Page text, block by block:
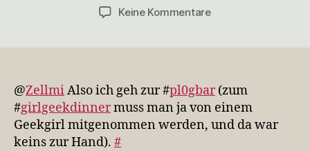
Keine Kommentarezu
zur
#pl0g…
@ZellmiAlso ich geh zur #pl0gbar (zum
#girlgeekdinnermuss man ja von einem
Geekgirl mitgenommen werden, und da war
keins zur Hand). #